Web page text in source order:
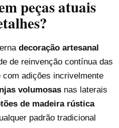
peças atuais
decoração artesanal
de reinvenção contínua das
com adições incrivelmente
volumosas nas laterais
de madeira rústica
padrão tradicional